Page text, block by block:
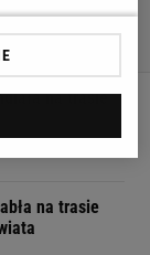
na trasie
16:02
na trasie